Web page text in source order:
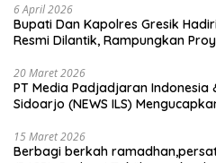
6 April 2026
​Bupati Dan Kapolres Gresik
Resmi Dilantik, Rampungkan
20 Maret 2026
PT Media Padjadjaran Indonesia
Sidoarjo (NEWS ILS)
15 Maret 2026
Berbagi berkah